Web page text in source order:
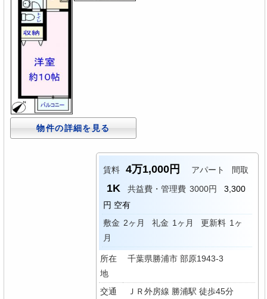
物件の詳細を見る
賃料 4万1,000円 アパート 間取
1K 共益費・管理費 3000円
3,300
円 空有
敷金 2ヶ月 礼金 1ヶ月 更新料 1ヶ
月
所在
地
千葉県勝浦市 部原1943-3
交通
ＪＲ外房線 勝浦駅 徒歩45分